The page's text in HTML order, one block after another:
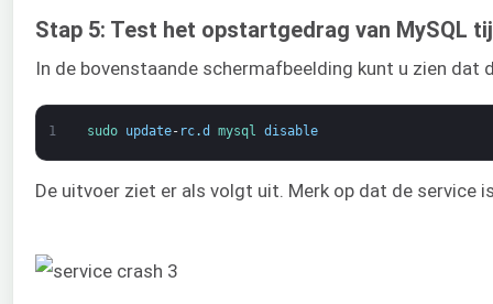
Stap 5: Test het opstartgedrag van MySQL
In de bovenstaande schermafbeelding kunt u zien dat
1 sudo update- rc.d mysql disable
De uitvoer ziet er als volgt uit. Merk op dat de service